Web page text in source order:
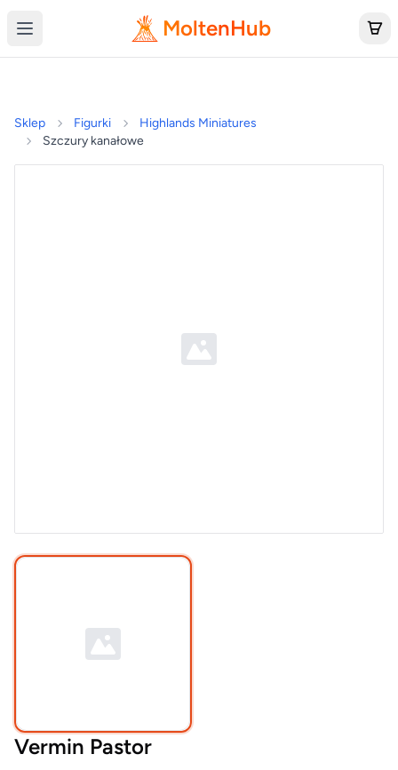
MoltenHub
Sklep Figurki
Highlands Miniatures
Szczury kanałowe
Vermin Pastor